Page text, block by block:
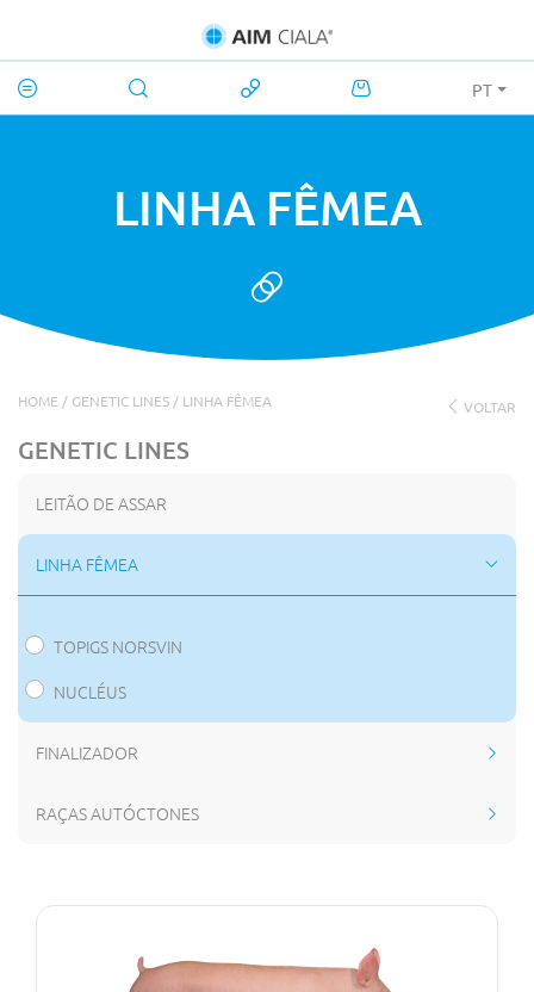
PT
LINHA FÊMEA
HOME / GENETIC LINES / LINHA FÊMEA VOLTAR
GENETIC LINES
LEITÃO DE ASSAR
LINHA FÊMEA
TOPIGS NORSVIN
NUCLÉUS
FINALIZADOR
RAÇAS AUTÓCTONES